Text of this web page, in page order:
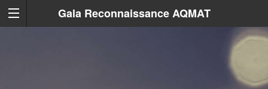
Gala Reconnaissance AQMAT